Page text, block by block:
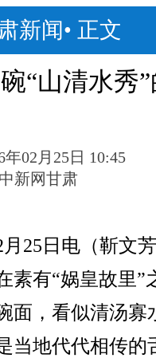
新闻• 正文
“山清水秀
年02月25日 10:45
中新网甘肃
25日电（靳文
素有“娲皇故里”
面，看似清汤寡
当地代代相传的